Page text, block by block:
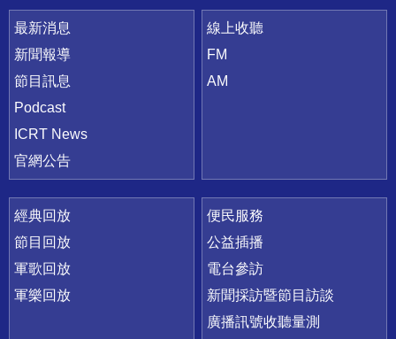
最新消息
新聞報導
節目訊息
Podcast
ICRT News
官網公告
線上收聽
FM
AM
經典回放
節目回放
軍歌回放
軍樂回放
便民服務
公益插播
電台參訪
新聞採訪暨節目訪談
廣播訊號收聽量測